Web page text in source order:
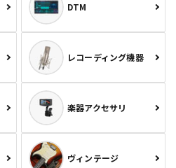
DTM
レコーディング機器
楽器アクセサリ
ヴィンテージ